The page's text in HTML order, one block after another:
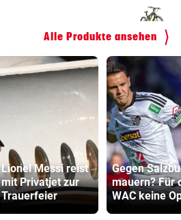
Alle Produkte ansehen
Lionel Messi reist
mit Privatjet zur
Trauerfeier
Gegen
mauern? Für
WAC keine